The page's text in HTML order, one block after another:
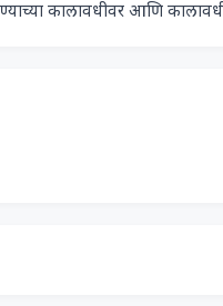
होण्याच्या कालावधीवर आणि